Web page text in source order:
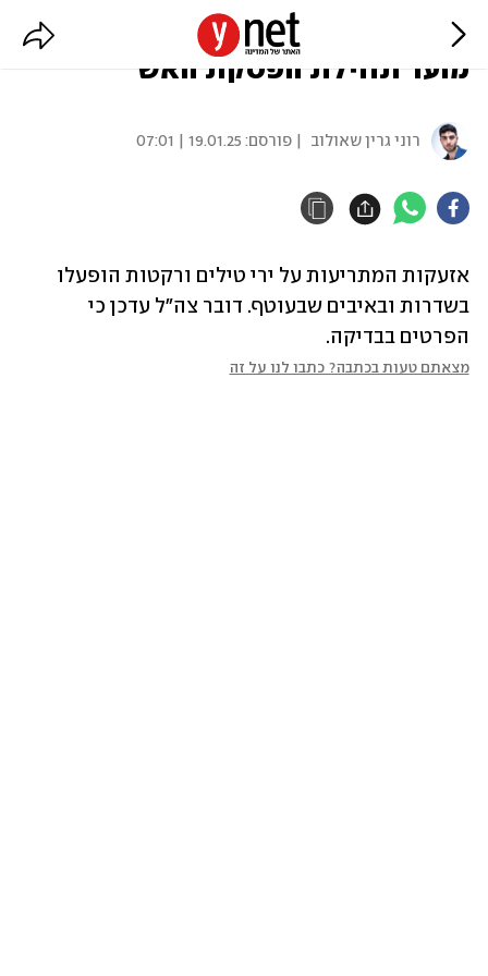
צבע אדום בשדרות, חצי שעה לאחר
מועד תחילת הפסקת האש
רוני גרין שאולוב | פורסם: 19.01.25 | 07:01
הפרטים בבדיקה.
מצאתם טעות בכתבה? כתבו לנו על זה